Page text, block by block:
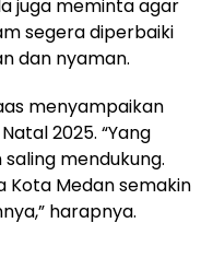
juga meminta agar
segera diperbaiki
dan nyaman.
menyampaikan
2025. “Yang
mendukung.
Kota Medan semakin
harapnya.